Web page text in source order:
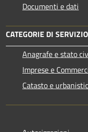
Documenti e dati
CATEGORIE DI SERVIZIO
Anagrafe e stato
Imprese e
Catasto e